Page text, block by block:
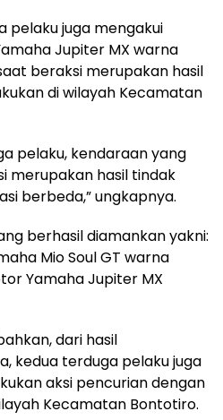
pelaku juga mengakui
Jupiter MX warna
beraksi merupakan hasil
di wilayah Kecamatan
pelaku, kendaraan yang
merupakan hasil tindak
berbeda,” ungkapnya.
berhasil diamankan yakni:
Mio Soul GT warna
Yamaha Jupiter MX
dari hasil
kedua terduga pelaku juga
aksi pencurian dengan
Kecamatan Bontotiro.